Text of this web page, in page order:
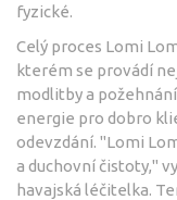
fyzické.
Celý proces Lomi
kterém se provádí
modlitby a
energie pro dobro
odevzdání. "Lomi
a duchovní čistoty,"
havajská léčitelka.